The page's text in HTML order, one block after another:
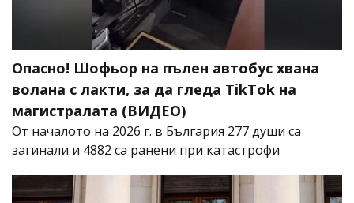
Опасно! Шофьор на пълен автобус хвана
волана с лакти, за да гледа TikTok на
магистралата (ВИДЕО)
От началото на 2026 г. в България 277 души са
загинали и 4882 са ранени при катастрофи